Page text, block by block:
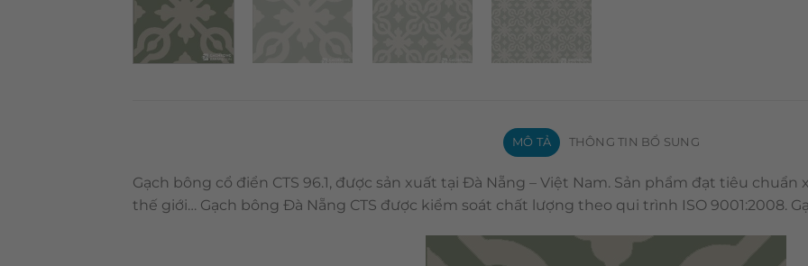
MÔ TẢ THÔNG TIN BỔ SUNG
Gạch bông cổ điển CTS 96.1, được sản xuất tại Đà Nẵng – Việt Nam. Sản phẩm đạt tiêu
thế giới… Gạch bông Đà Nẵng CTS được kiểm soát chất lượng theo qui trình ISO 9001:2008.